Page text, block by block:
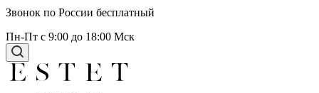
Звонок по России бесплатный
Пн-Пт с 9:00 до 18:00 Мск